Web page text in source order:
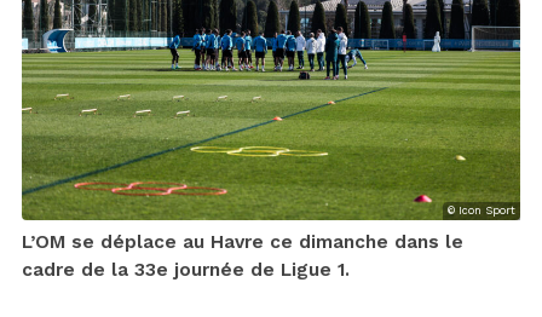
© Icon Sport
L’OM se déplace au Havre ce dimanche dans le
cadre de la 33e journée de Ligue 1.